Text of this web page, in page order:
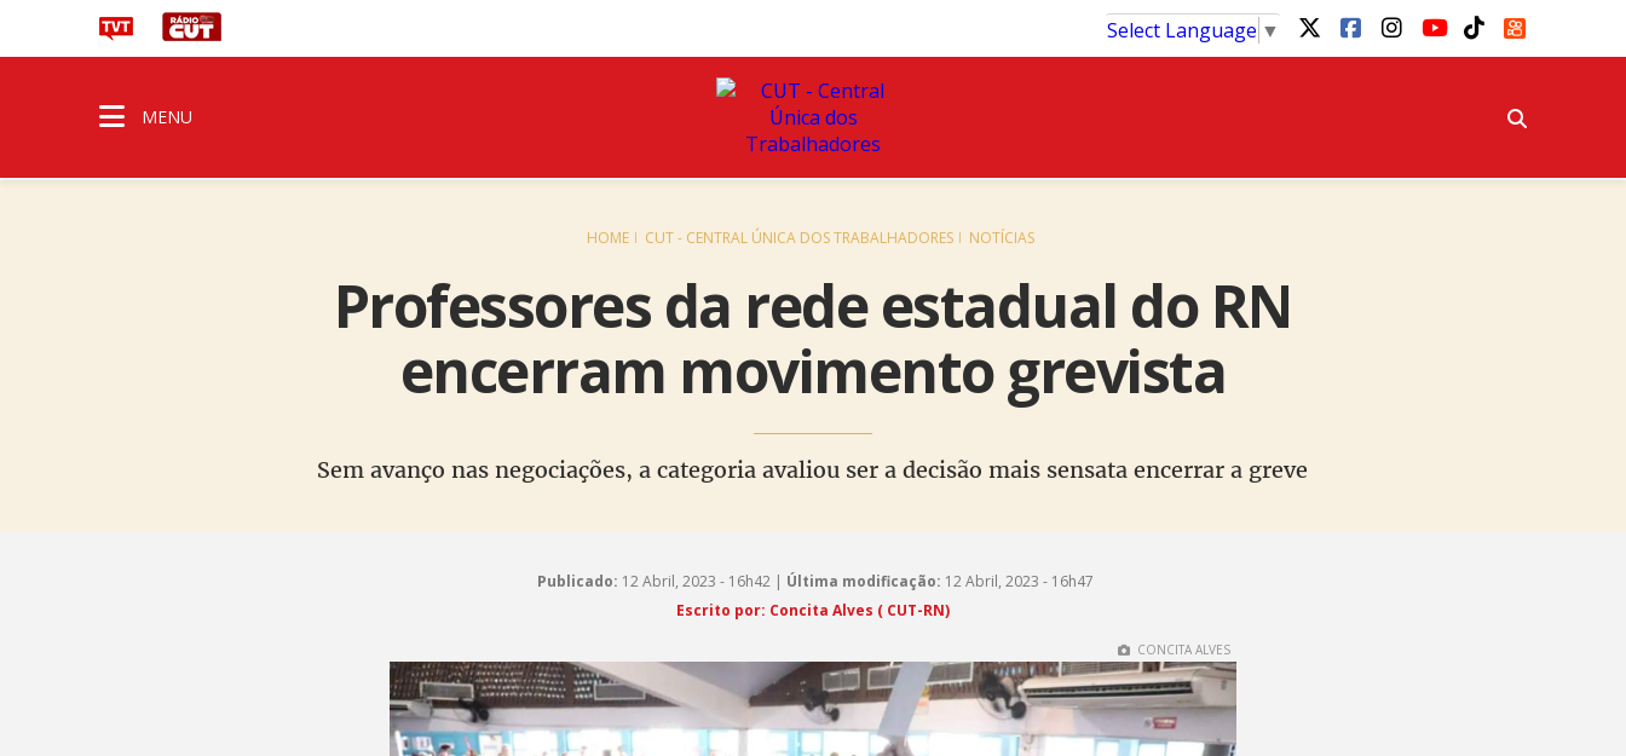
Select Language ▼
MENU
HOME CUT - CENTRAL ÚNICA DOS TRABALHADORES NOTÍCIAS
Professores da rede estadual do RN
encerram movimento grevista
Sem avanço nas negociações, a categoria avaliou ser a decisão mais sensata encerrar a greve
Publicado: 12 Abril, 2023 - 16h42 | Última modificação: 12 Abril, 2023 - 16h47
Escrito por: Concita Alves ( CUT-RN)
CONCITA ALVES